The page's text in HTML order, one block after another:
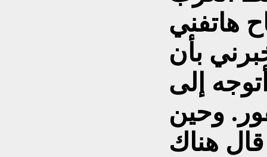
هاتفني
بأن
إلى
وحين
هناك